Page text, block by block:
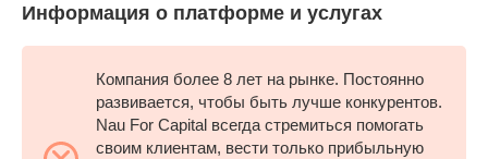
Информация о платформе и услугах
Компания более 8 лет на рынке. Постоянно
развивается, чтобы быть лучше конкурентов.
Nau For Capital всегда стремиться помогать
своим клиентам, вести только прибыльную